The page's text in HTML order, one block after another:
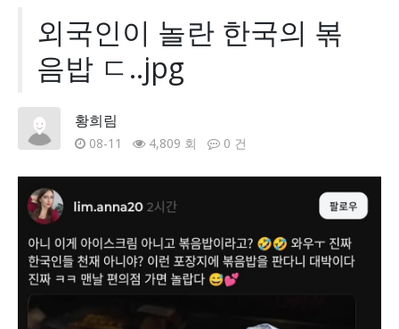
맞춤형 프로그램 개발을 지금 바로 의뢰하세요
맞춤형 프로그램 개발을 지금 바로 의뢰하세요
맞춤형 프로그램 개발을 지금 바로 의뢰하세요
외국인이 놀란 한국의 볶
음밥 ㄷ..jpg
황희림
08-11 4,809 회 0 건